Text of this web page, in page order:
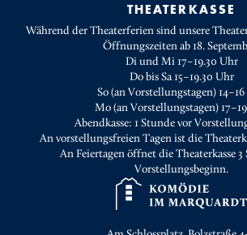
THEATERKASSE
Während der Theaterferien sind unsere
Öffnungszeiten ab 18.
Di und Mi 17–19.30 Uhr
Do bis Sa 15–19.30 Uhr
So (an Vorstellungstagen)
Mo (an Vorstellungstagen)
Abendkasse: 1 Stunde vor
An vorstellungsfreien Tagen ist die
An Feiertagen öffnet die Theaterkasse
Vorstellungsbeginn.